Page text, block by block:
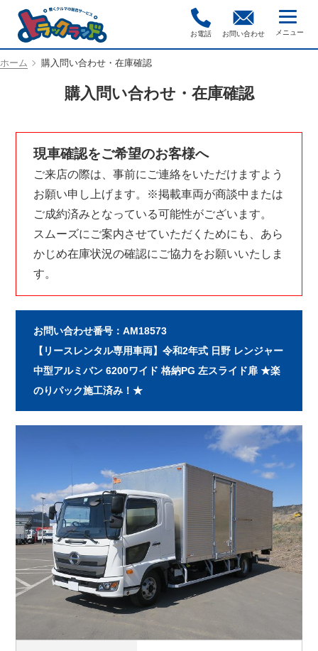
お電話 お問い合わせ
ホーム 購入問い合わせ・在庫確認
購入問い合わせ・在庫確認
現車確認をご希望のお客様へ
ご来店の際は、事前にご連絡をいただけますよう
お願い申し上げます。※掲載車両が商談中または
ご成約済みとなっている可能性がございます。
スムーズにご案内させていただくためにも、あら
かじめ在庫状況の確認にご協力をお願いいたしま
す。
お問い合わせ番号：AM18573
【リースレンタル専用車両】令和2年式 日野 レンジャー
中型アルミバン 6200ワイド 格納PG 左スライド扉 ★楽
のりパック施工済み！★